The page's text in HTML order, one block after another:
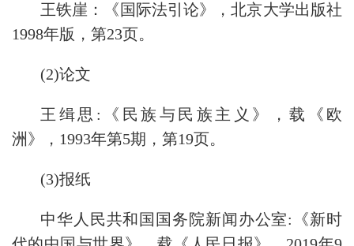
王铁崖：《国际法引论》，北京大学出版社
1998年版，第23页。
(2)论文
王缉思:《民族与民族主义》，载《欧
洲》，1993年第5期，第19页。
(3)报纸
中华人民共和国国务院新闻办公室:《新时